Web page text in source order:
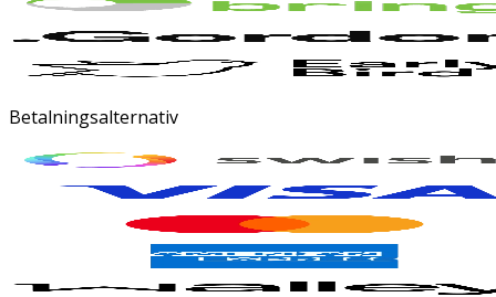
Betalningsalternativ